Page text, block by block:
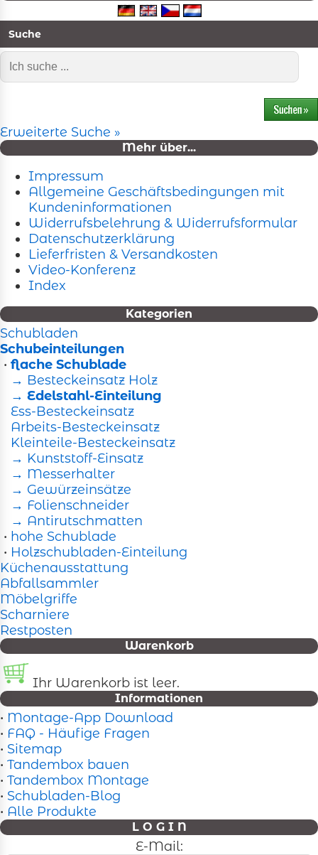
Suche
Erweiterte Suche »
Mehr über...
Impressum
Allgemeine Geschäftsbedingungen mit
Kundeninformationen
Widerrufsbelehrung & Widerrufsformular
Datenschutzerklärung
Lieferfristen & Versandkosten
Video-Konferenz
Index
Kategorien
Schubladen
Schubeinteilungen
• flache Schublade
→ Besteckeinsatz Holz
→ Edelstahl-Einteilung
Ess-Besteckeinsatz
Arbeits-Besteckeinsatz
Kleinteile-Besteckeinsatz
→ Kunststoff-Einsatz
→ Messerhalter
→ Gewürzeinsätze
→ Folienschneider
→ Antirutschmatten
• hohe Schublade
• Holzschubladen-Einteilung
Küchenausstattung
Abfallsammler
Möbelgriffe
Scharniere
Restposten
Warenkorb
Ihr Warenkorb ist leer.
Informationen
• Montage-App Download
• FAQ - Häufige Fragen
• Sitemap
• Tandembox bauen
• Tandembox Montage
• Schubladen-Blog
• Alle Produkte
L O G I N
E-Mail: